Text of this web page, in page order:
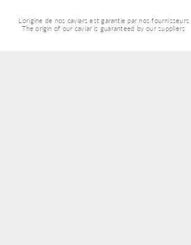
L’origine de nos caviars est garantie par nos fournisseurs
The origin of our caviar is guaranteed by our suppliers